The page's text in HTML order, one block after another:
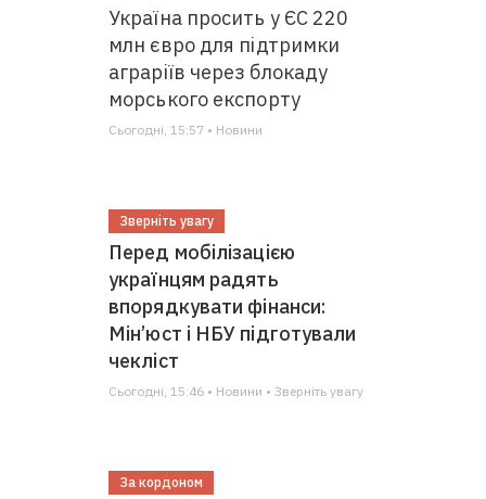
Україна просить у ЄС 220
млн євро для підтримки
аграріїв через блокаду
морського експорту
Сьогодні, 15:57 • Новини
Зверніть увагу
Перед мобілізацією
українцям радять
впорядкувати фінанси:
Мін’юст і НБУ підготували
чекліст
Сьогодні, 15:46 • Новини • Зверніть увагу
За кордоном